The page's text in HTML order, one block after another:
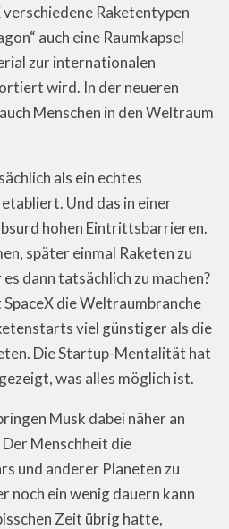
Raketentypen
auch eine Raumkapsel
zur internationalen
wird. In der neueren
Menschen in den Weltraum
als ein echtes
Und das in einer
hohen Eintrittsbarrieren.
später einmal Raketen zu
dann tatsächlich zu machen?
die Weltraumbranche
viel günstiger als die
Die Startup-Mentalität hat
was alles möglich ist.
Musk dabei näher an
Menschheit die
und anderer Planeten zu
noch ein wenig dauern kann
Zeit übrig hatte,